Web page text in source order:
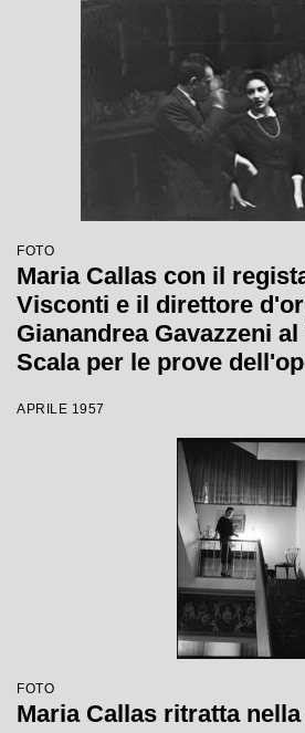
FOTO
Maria Callas con il
Visconti e il direttore
Gianandrea Gavazzeni
Scala per le prove
APRILE 1957
FOTO
Maria Callas ritratta